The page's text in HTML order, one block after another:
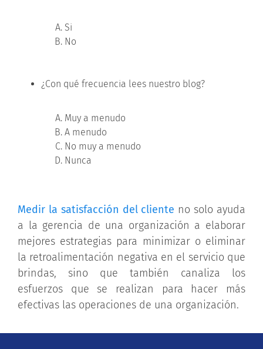
Si
No
¿Con qué frecuencia lees nuestro blog?
Muy a menudo
A menudo
No muy a menudo
Nunca
Medir la satisfacción del cliente no solo ayuda
a la gerencia de una organización a elaborar
mejores estrategias para minimizar o eliminar
la retroalimentación negativa en el servicio que
brindas, sino que también canaliza los
esfuerzos que se realizan para hacer más
efectivas las operaciones de una organización.